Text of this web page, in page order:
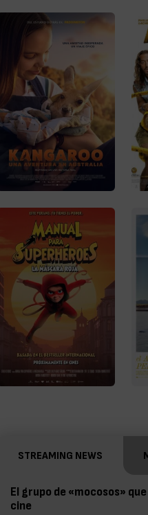
STREAMING NEWS
El grupo de «mocosos»
cine